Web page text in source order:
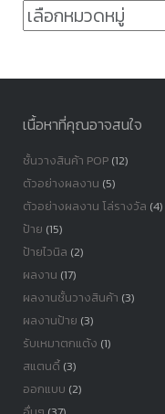
หมวด
เนื้อหาที่คุณอาจสนใจ
ชั้นวางสินค้า POP(12)
ตัวอย่างผลงาน (5)
ตัวอย่างผลงาน โล่รางวัล (4)
ป้าย (15)
ป้ายไวนิล (2)
ผลงาน (17)
ผลงานชั้นวางสินค้า (3)
ผลงานป้าย (3)
รับเหมาตกแต้ง (1)
สแตนดี้(3)
ออกแบบ (2)